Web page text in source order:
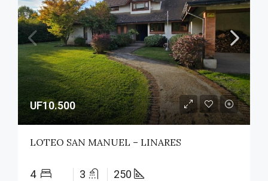
UF10.500
LOTEO SAN MANUEL – LINARES
4 3 250